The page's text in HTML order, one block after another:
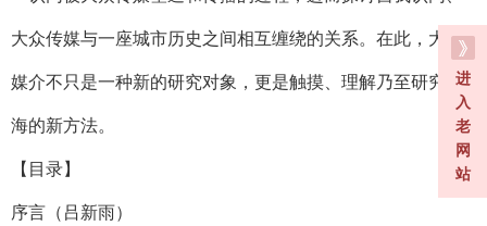
进
入
老
网
站
大众传媒与一座城市历史之间相互缠绕的关系。在此，大众
媒介不只是一种新的研究对象，更是触摸、理解乃至研究上
海的新方法。
【目录】
序言（吕新雨）